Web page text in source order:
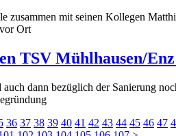
mit seinen Kollegen
Ort
TSV Mühlhausen/Enz
dann bezüglich der Sanierung
36 37 38 39 40 41 42 43 44 45 46 47